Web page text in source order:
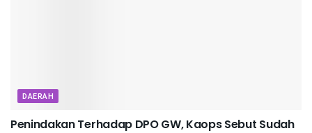
DAERAH
Penindakan Terhadap DPO GW, Kaops Sebut Sudah